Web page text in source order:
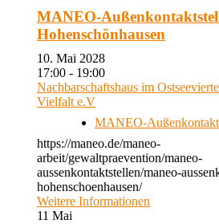
MANEO-
Hohenschönhausen
10. Mai 2028
17:00 - 19:00
Nachbarschaftshaus im
Vielfalt e.V
MANEO-
https://maneo.de/maneo-
arbeit/gewaltpraevention/maneo-
aussenkontaktstellen/maneo-
hohenschoenhausen/
Weitere Informationen
11 Mai